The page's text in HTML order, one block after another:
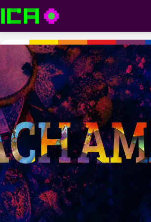
ICA — Instituto de Culturas Aborígenes